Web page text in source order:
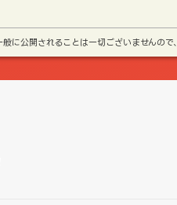
に公開されることは一切ございませんの